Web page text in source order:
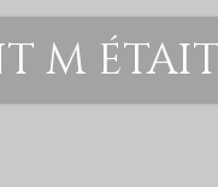
m